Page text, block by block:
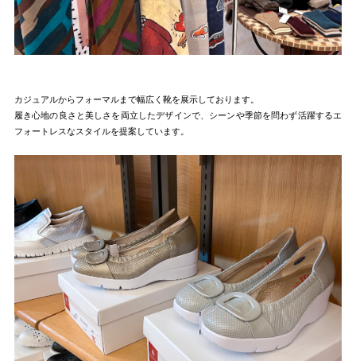
カジュアルからフォーマルまで幅広く靴を展示しております。
履き心地の良さと美しさを両立したデザインで、シーンや季節を問わず活躍するエ
フォートレスなスタイルを提案しています。